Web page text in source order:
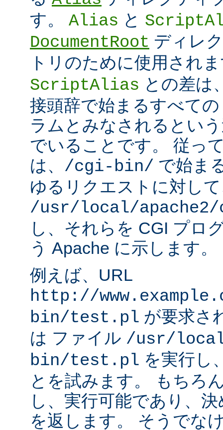
す。 Alias と
DocumentRoot ディレ
トリのために使用され
ScriptAlias との差は
接頭辞で始まるすべて
ラムとみなされるとい
でいることです。 従っ
は、 /cgi-bin/ で始ま
ゆるリクエストに対し
/usr/local/
し、それらを CGI プロ
う Apache に示します。
例えば、URL
http://
bin/test.pl が要求さ
は ファイル /usr/
bin/test.pl を実行し
とを試みます。 もちろ
し、実行可能であり、
を返します。 そうでな